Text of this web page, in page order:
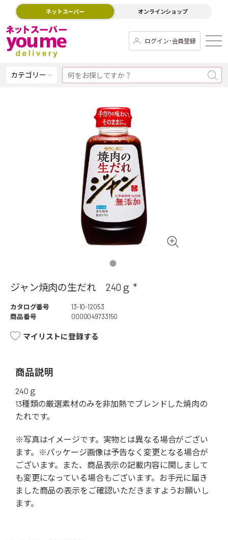
ネットスーパー オンラインショップ
ログイン･会員登録
カテゴリー
ジャン焼肉の生だれ 240ｇ *
カタログ番号
13-10-12053
商品番号
0000049733150
マイリストに登録する
商品説明
240ｇ
13種類の厳選素材のみを非加熱でブレンドした焼肉の
たれです。
※写真はイメージです。実物とは異なる場合がござい
ます。※パッケージ画像は予告なく変更となる場合が
ございます。また、商品表示の記載内容に関しまして
も変更になっている場合もございます。お手元に届き
ました商品の表示をご確認いただきますようお願いし
ます。